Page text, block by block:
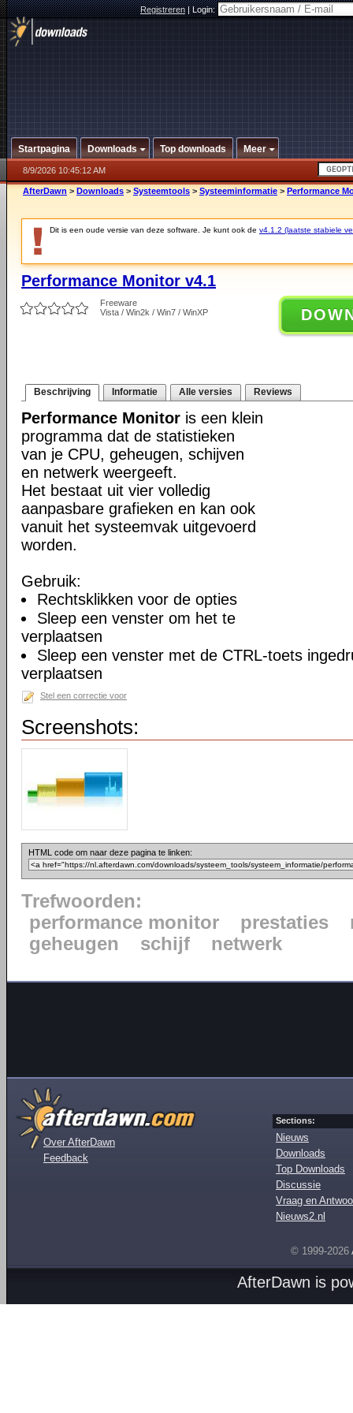
Registreren|Login:
Startpagina Downloads Top downloads Meer
8/9/2026 10:45:12 AM
AfterDawn > Downloads > Systeemtools > Systeeminformatie > Performance
Dit is een oude versie van deze software. Je kunt ook de v4.1.2 (laatste stabiele
Performance Monitor v4.1
Freeware
Vista / Win2k / Win7 / WinXP
Beschrijving Informatie Alle versies Reviews
Performance Monitor is een klein
programma dat de statistieken
van je CPU, geheugen, schijven
en netwerk weergeeft.
Het bestaat uit vier volledig
aanpasbare grafieken en kan ook
vanuit het systeemvak uitgevoerd
worden.
Gebruik:
Rechtsklikken voor de opties
Sleep een venster om het te
verplaatsen
Sleep een venster met de CTRL-toets
verplaatsen
Stel een correctie voor
Screenshots:
HTML code om naar deze pagina te linken:
Trefwoorden:
performance monitor
prestaties
geheugen
schijf netwerk
Over AfterDawn
Feedback
Sections:
Nieuws
Downloads
Top Downloads
Discussie
Vraag en
Nieuws2.nl
© 1999-2026
AfterDawn is